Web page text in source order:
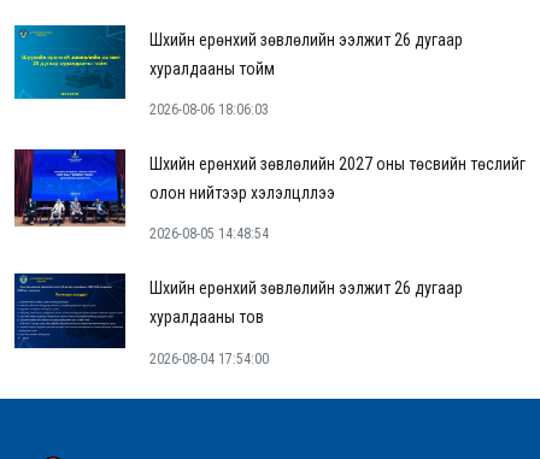
Шүүхийн ерөнхий зөвлөлийн ээлжит 26 дугаар
хуралдааны тойм
2026-08-06 18:06:03
Шүүхийн ерөнхий зөвлөлийн 2027 оны төсвийн төслийг
олон нийтээр хэлэлцүүллээ
2026-08-05 14:48:54
Шүүхийн ерөнхий зөвлөлийн ээлжит 26 дугаар
хуралдааны тов
2026-08-04 17:54:00